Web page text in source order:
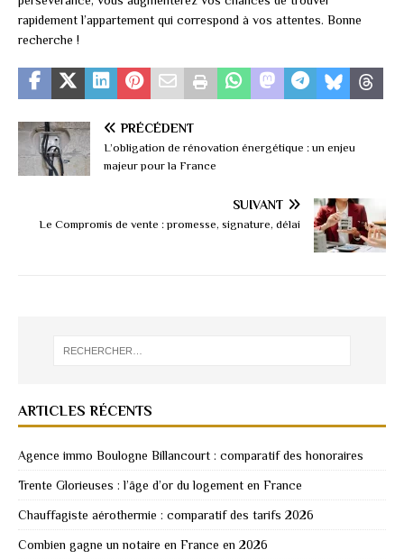
rapidement l’appartement qui correspond à vos attentes. Bonne
recherche !
PRÉCÉDENT
L’obligation de rénovation énergétique : un enjeu
majeur pour la France
SUIVANT
Le Compromis de vente : promesse, signature, délai
ARTICLES RÉCENTS
Agence immo Boulogne Billancourt : comparatif des honoraires
Trente Glorieuses : l’âge d’or du logement en France
Chauffagiste aérothermie : comparatif des tarifs 2026
Combien gagne un notaire en France en 2026